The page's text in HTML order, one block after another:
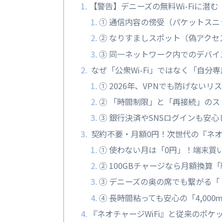
【警告】デニーズの無料Wi-Fiに潜
① 通信内容の傍受（パケットス
② なりすましスポット（偽アクセ
③ 同一ネットワーク内でのデバイ
なぜ「公衆Wi-Fi」ではなく「自分
① 2026年、VPNでも防げないリ
② 「時間制限」と「再接続」の
③ 銀行決済やSNSログインも安心
契約不要・月額0円！次世代の『ネ
① 使わない月は「0円」！端末買
② 100GBチャージなら月額換算
③ デニーズの奥の席でも繋がる
④ 長時間粘っても安心の「
『ネオチャージWiFi』と従来のポケ